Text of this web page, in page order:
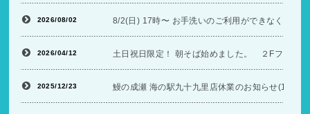
2026/08/02 8/2(日) 17時〜 お手洗いのご利用ができなくなり
2026/04/12 土日祝日限定！ 朝そば始めました。 ２Fフード
2025/12/23 鰻の成瀬 海の駅九十九里店休業のお知らせ(12/26